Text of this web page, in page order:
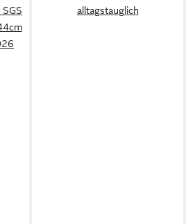
alltagstauglich